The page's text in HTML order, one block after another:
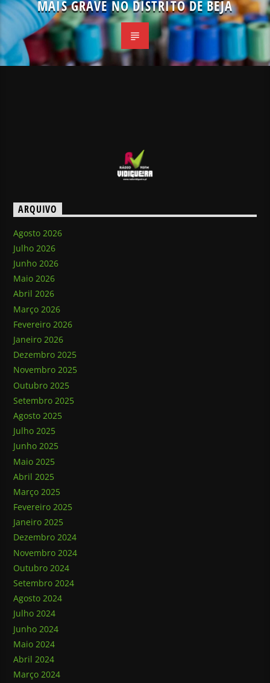
MAIS GRAVE NO DISTRITO DE BEJA
ARQUIVO
Agosto 2026
Julho 2026
Junho 2026
Maio 2026
Abril 2026
Março 2026
Fevereiro 2026
Janeiro 2026
Dezembro 2025
Novembro 2025
Outubro 2025
Setembro 2025
Agosto 2025
Julho 2025
Junho 2025
Maio 2025
Abril 2025
Março 2025
Fevereiro 2025
Janeiro 2025
Dezembro 2024
Novembro 2024
Outubro 2024
Setembro 2024
Agosto 2024
Julho 2024
Junho 2024
Maio 2024
Abril 2024
Março 2024